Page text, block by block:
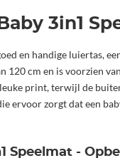
3in1
en handige luiertas,
cm en is voorzien
print, terwijl de
ervoor zorgt dat een
Speelmat -